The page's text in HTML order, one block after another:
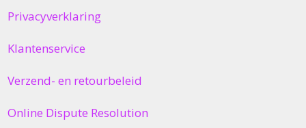
Privacyverklaring
Klantenservice
Verzend- en retourbeleid
Online Dispute Resolution